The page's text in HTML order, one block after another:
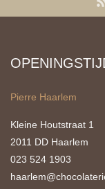
Pierre Haarlem
Kleine Houtstraat 1
2011 DD Haarlem
023 524 1903